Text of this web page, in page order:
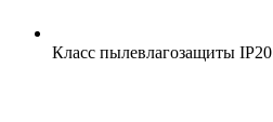
Класс пылевлагозащиты IP20